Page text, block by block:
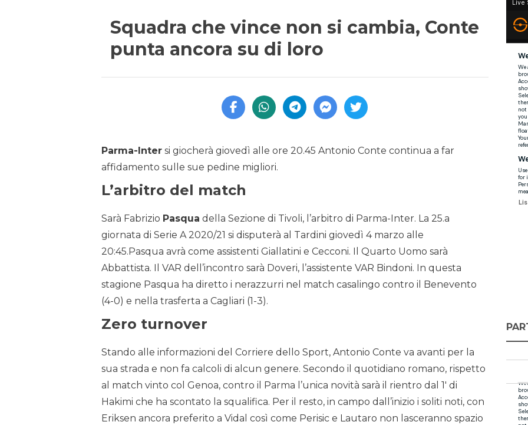
Squadra che vince non si cambia, Conte
punta ancora su di loro
Parma-Inter si giocherà giovedì alle ore 20.45 Antonio Conte continua a far
affidamento sulle sue pedine migliori.
L’arbitro del match
Sarà Fabrizio Pasqua della Sezione di Tivoli, l’arbitro di Parma-Inter. La 25.a
giornata di Serie A 2020/21 si disputerà al Tardini giovedì 4 marzo alle
20:45.Pasqua avrà come assistenti Giallatini e Cecconi. Il Quarto Uomo sarà
Abbattista. Il VAR dell’incontro sarà Doveri, l’assistente VAR Bindoni. In questa
stagione Pasqua ha diretto i nerazzurri nel match casalingo contro il Benevento
(4-0) e nella trasferta a Cagliari (1-3).
Zero turnover
Stando alle informazioni del Corriere dello Sport, Antonio Conte va avanti per la
sua strada e non fa calcoli di alcun genere. Secondo il quotidiano romano, rispetto
al match vinto col Genoa, contro il Parma l’unica novità sarà il rientro dal 1′ di
Hakimi che ha scontato la squalifica. Per il resto, in campo dall’inizio i soliti noti, con
Eriksen ancora preferito a Vidal così come Perisic e Lautaro non lasceranno spazio